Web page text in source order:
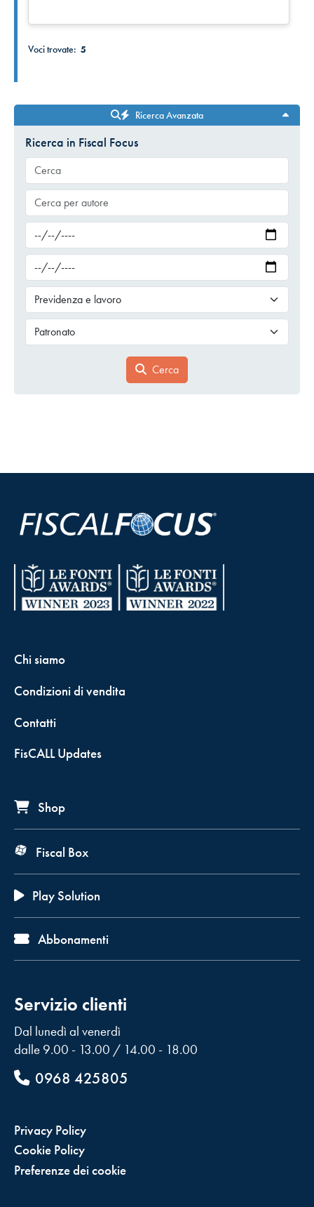
Voci trovate: 5
Ricerca Avanzata
Ricerca in Fiscal Focus
Cerca
Chi siamo
Condizioni di vendita
Contatti
FisCALL Updates
Shop
Fiscal Box
Play Solution
Abbonamenti
Servizio clienti
Dal lunedì al venerdì
dalle 9.00 - 13.00 / 14.00 - 18.00
0968 425805
Privacy Policy
Cookie Policy
Preferenze dei cookie